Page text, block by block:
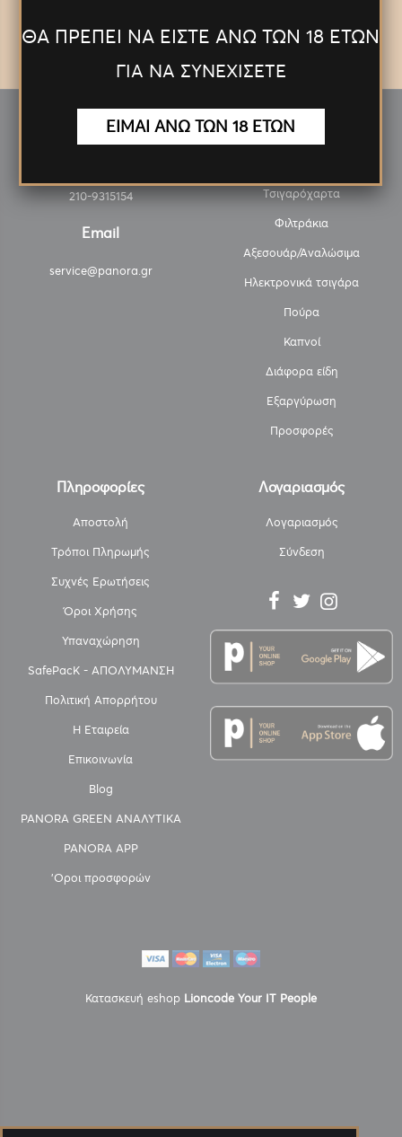
210-9315154
Email
service@panora.gr
Τσιγαρόχαρτα
Φιλτράκια
Αξεσουάρ/Αναλώσιμα
Ηλεκτρονικά τσιγάρα
Πούρα
Καπνοί
Διάφορα είδη
Εξαργύρωση
Προσφορές
Πληροφορίες
Αποστολή
Τρόποι Πληρωμής
Συχνές Ερωτήσεις
Όροι Χρήσης
Υπαναχώρηση
SafePacK - ΑΠΟΛΥΜΑΝΣΗ
Πολιτική Απορρήτου
Η Εταιρεία
Επικοινωνία
Blog
PANORA GREEN ΑΝΑΛΥΤΙΚΑ
PANORA APP
'Οροι προσφορών
Λογαριασμός
Λογαριασμός
Σύνδεση
Κατασκευή eshop Lioncode Your IT People
ΘΑ ΠΡΕΠΕΙ ΝΑ ΕΙΣΤΕ ΑΝΩ ΤΩΝ 18 ΕΤΩΝ
ΓΙΑ ΝΑ ΣΥΝΕΧΙΣΕΤΕ
ΕΙΜΑΙ ΑΝΩ ΤΩΝ 18 ΕΤΩΝ